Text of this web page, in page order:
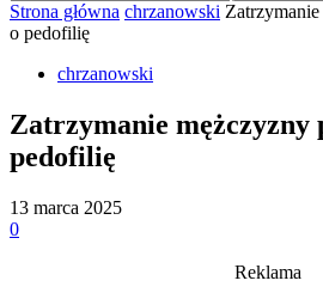
Strona główna chrzanowski
o pedofilię
chrzanowski
Zatrzymanie mężczyzny
pedofilię
13 marca 2025
0
Reklama